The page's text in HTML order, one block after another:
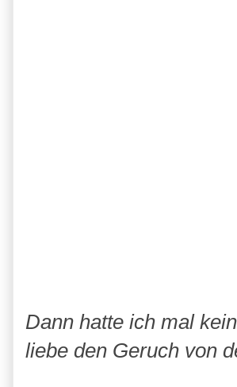
Dann hatte ich mal
liebe den Geruch von